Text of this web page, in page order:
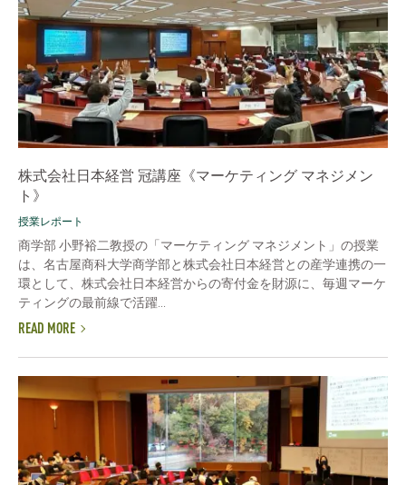
株式会社日本経営 冠講座《マーケティング マネジメン
ト》
授業レポート
商学部 小野裕二教授の「マーケティング マネジメント」の授業
は、名古屋商科大学商学部と株式会社日本経営との産学連携の一
環として、株式会社日本経営からの寄付金を財源に、毎週マーケ
ティングの最前線で活躍...
READ MORE